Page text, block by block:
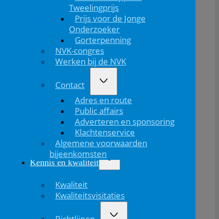
Tweelingprijs
Prijs voor de Jonge
Onderzoeker
Gorterpenning
NVK-congres
Werken bij de NVK
Contact
Adres en route
Public affairs
Adverteren en sponsoring
Klachtenservice
Algemene voorwaarden
bijeenkomsten
Kennis en kwaliteit
Kwaliteit
Kwaliteitsvisitaties
Dank aan de commissie Historie en Archief voor de
organisatie en alle deelnemers voor hun komst. Het
was een boeiende, maar vooral plezierige dag!
Deel dit bericht via: